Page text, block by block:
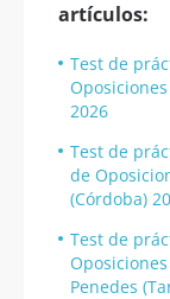
artículos:
Test de
2026
Test de
de
(Córdoba)
Test de
Penedes